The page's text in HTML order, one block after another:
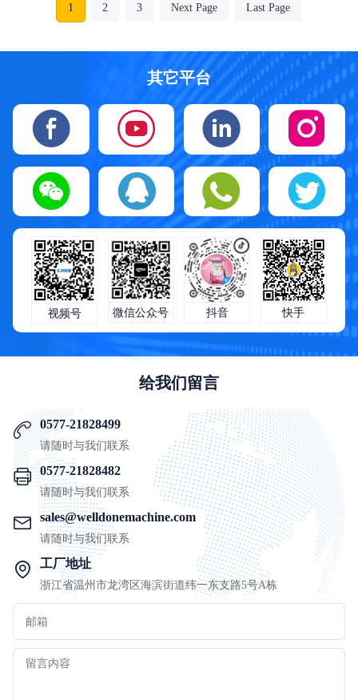
1 2 3 Next Page Last Page
其它平台
视频号 微信公众号 抖音 快手
给我们留言
0577-21828499
请随时与我们联系
0577-21828482
请随时与我们联系
sales@welldonemachine.com
请随时与我们联系
工厂地址
浙江省温州市龙湾区海滨街道纬一东支路5号A栋